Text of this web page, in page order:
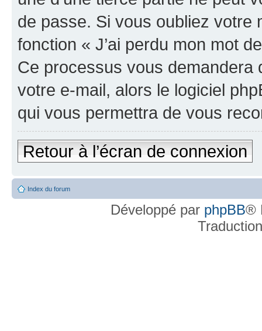
de passe. Si vous oubliez votre
fonction « J’ai perdu mon mot
Ce processus vous demandera
votre e-mail, alors le logiciel
qui vous permettra de vous
Retour à l’écran de connexion
Index du forum
Développé par phpBB®